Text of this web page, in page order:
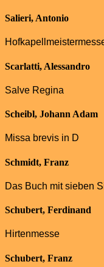
Salieri, Antonio
Scarlatti, Alessandro
Salve Regina
Scheibl, Johann Adam
Missa brevis in D
Schmidt, Franz
Das Buch mit sieben
Schubert, Ferdinand
Hirtenmesse
Schubert, Franz